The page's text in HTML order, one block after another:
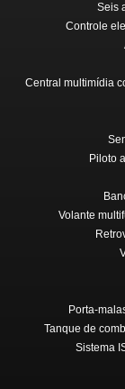
Seis
Controle
Central multimídia
Piloto
Volante
Porta-
Tanque de
Sistema